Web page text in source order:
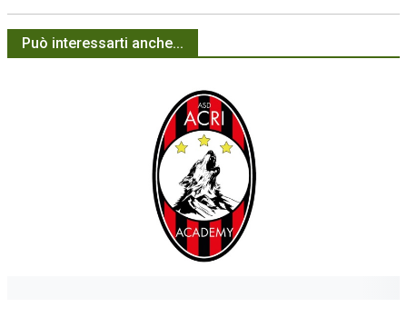
Può interessarti anche...